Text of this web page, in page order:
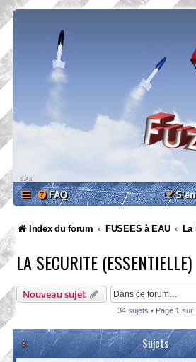
FAQ
Index du forum FUSEES à EAU La
LA SECURITE (ESSENTIELLE)
Nouveau sujet
34 sujets • Page 1 sur
Sujets